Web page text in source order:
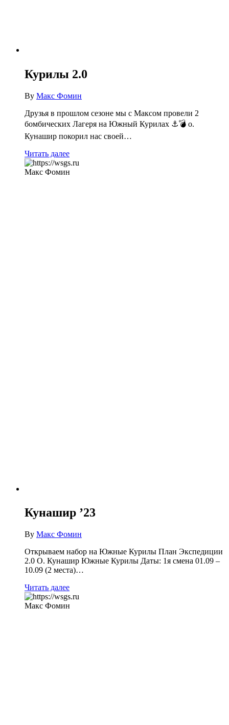
Курилы 2.0
By Макс Фомин
Друзья в прошлом сезоне мы с Максом провели 2
бомбических Лагеря на Южный Курилах ⚓️💣 о.
Кунашир покорил нас своей…
Читать далее
Макс Фомин
Кунашир ’23
By Макс Фомин
Открываем набор на Южные Курилы План Экспедиции
2.0 О. Кунашир Южные Курилы Даты: 1я смена 01.09 –
10.09 (2 места)…
Читать далее
Макс Фомин